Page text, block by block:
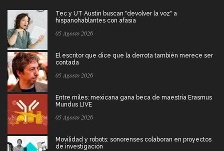
Tec y UT Austin buscan "devolver la voz" a
hispanohablantes con afasia
05 Agosto 2026
El escritor que dice que la derrota también merece ser
contada
05 Agosto 2026
Entre miles: mexicana gana beca de maestría Erasmus
Mundus LIVE
05 Agosto 2026
Movilidad y robots: sonorenses colaboran en proyectos
de investigación